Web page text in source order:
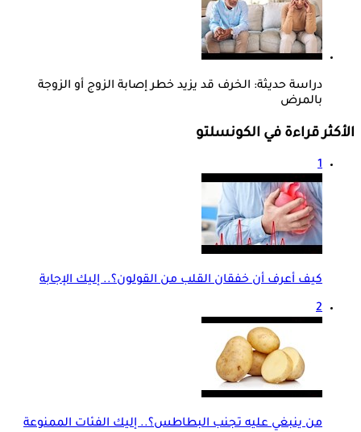
دراسة حديثة: الخرف قد يزيد خطر إصابة الزوج أو الزوجة
بالمرض
الأكثر قراءة في الكونسلتو
1
كيف أعرف أن خفقان القلب من القولون؟.. إليك الإجابة
2
من ينبغي عليه تجنب البطاطس؟.. إليك الفئات الممنوعة